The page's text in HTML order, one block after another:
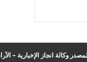
وكالة انجاز الإخبارية –